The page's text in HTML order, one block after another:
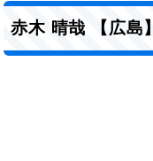
赤木 晴哉 【広島】